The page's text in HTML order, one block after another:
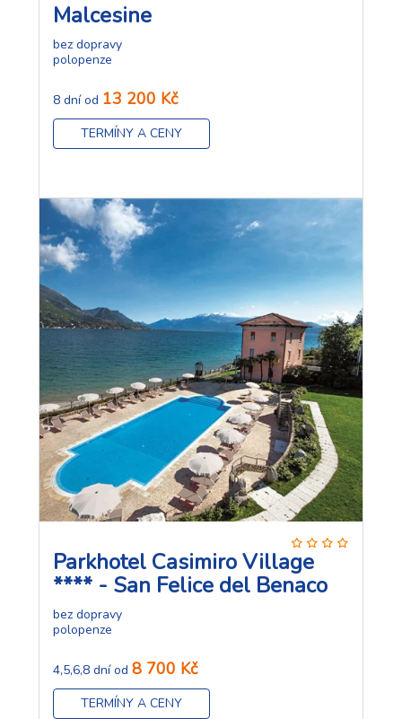
Malcesine
bez dopravy
polopenze
8 dní od 13 200 Kč
TERMÍNY A CENY
Parkhotel Casimiro Village
**** - San Felice del Benaco
bez dopravy
polopenze
4,5,6,8 dní od 8 700 Kč
TERMÍNY A CENY